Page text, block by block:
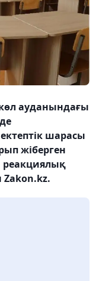
ауданындағы
шарасы
жіберген